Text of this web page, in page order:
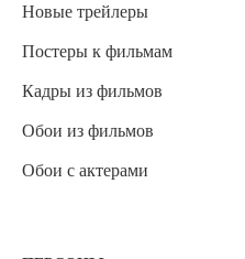
Новые трейлеры
Постеры к фильмам
Кадры из фильмов
Обои из фильмов
Обои с актерами